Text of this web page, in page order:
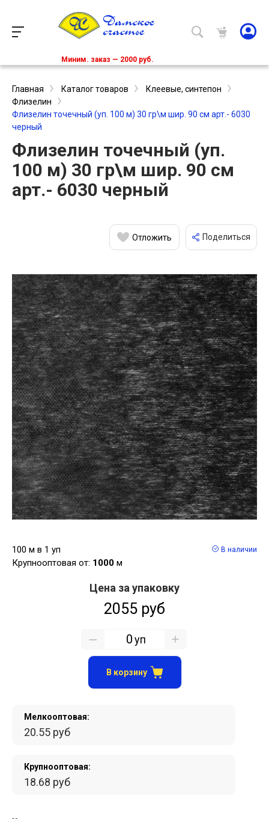
Миним. заказ — 2000 руб.
Главная Каталог товаров
Клеевые, синтепон
Флизелин
Флизелин точечный (уп. 100 м) 30 гр\м шир. 90 см арт.- 6030
черный
Флизелин точечный (уп.
100 м) 30 гр\м шир. 90 см
арт.- 6030 черный
Отложить Поделиться
100 м в 1 уп
Крупнооптовая от: 1000 м
В наличии
Мелкооптовая:
20.55 руб
Крупнооптовая:
18.68 руб
Цена за упаковку
2055 руб
уп
В корзину